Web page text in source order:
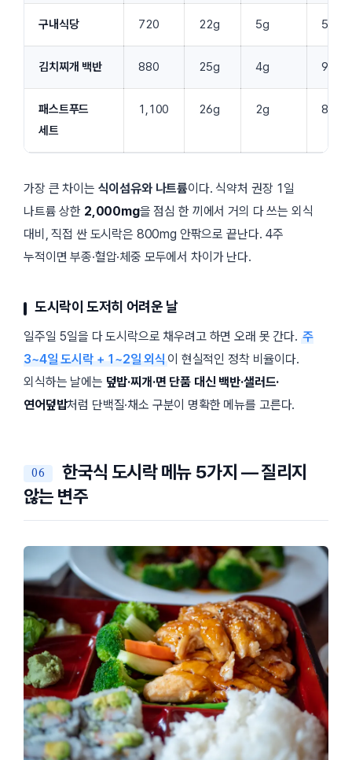
구내식당 720 22g 5g
김치찌개 백반 880 25g 4g
패스트푸드
세트
1,100 26g 2g
가장 큰 차이는 식이섬유와 나트륨이다. 식약처 권장 1일
나트륨 상한 2,000mg을 점심 한 끼에서 거의 다 쓰는 외식
대비, 직접 싼 도시락은 800mg 안팎으로 끝난다. 4주
누적이면 부종·혈압·체중 모두에서 차이가 난다.
도시락이 도저히 어려운 날
일주일 5일을 다 도시락으로 채우려고 하면 오래 못 간다. 주
3~4일 도시락 + 1~2일 외식 이 현실적인 정착 비율이다.
외식하는 날에는 덮밥·찌개·면 단품 대신 백반·샐러드·
연어덮밥처럼 단백질·채소 구분이 명확한 메뉴를 고른다.
한국식 도시락 메뉴 5가지 — 질리지
않는 변주